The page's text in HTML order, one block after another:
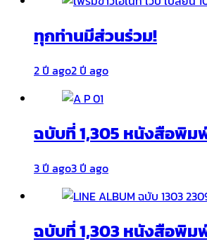
ทุกท่านมีส่วนร่วม!
2 ปี ago2 ปี ago
ฉบับที่ 1,305 หนังสือพิม
3 ปี ago3 ปี ago
ฉบับที่ 1,303 หนังสือพิม